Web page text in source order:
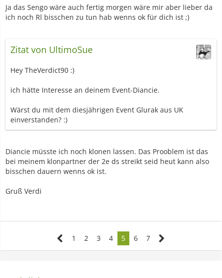
Ja das Sengo wäre auch fertig morgen wäre mir aber lieber da
ich noch Rl bisschen zu tun hab wenns ok für dich ist ;)
Zitat von UltimoSue
Hey TheVerdict90 :)
ich hätte Interesse an deinem Event-Diancie.
Wärst du mit dem diesjährigen Event Glurak aus UK
einverstanden? :)
Diancie müsste ich noch klonen lassen. Das Prooblem ist das
bei meinem klonpartner der 2e ds streikt seid heut kann also
bisschen dauern wenns ok ist.
Gruß Verdi
1 2 3 4 5 6 7